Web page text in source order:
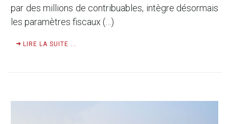
par des millions de contribuables, intègre désormais
les paramètres fiscaux (…)
LIRE LA SUITE ...